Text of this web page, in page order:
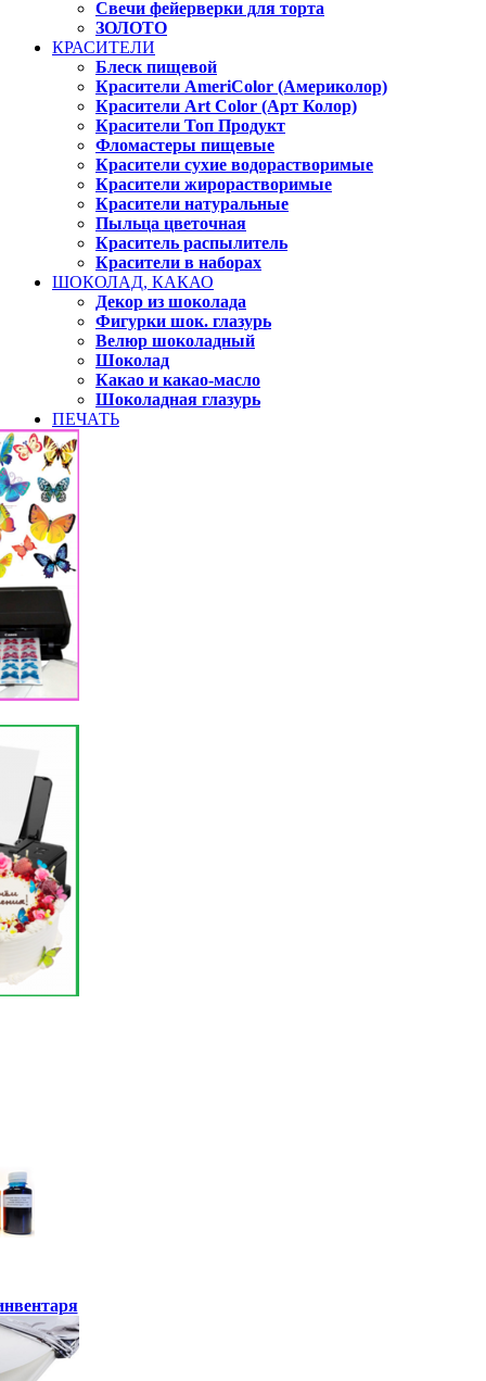
Свечи фейерверки для торта
ЗОЛОТО
КРАСИТЕЛИ
Блеск пищевой
Красители AmeriColor (Америколор)
Красители Art Color (Арт Колор)
Красители Топ Продукт
Фломастеры пищевые
Красители сухие водорастворимые
Красители жирорастворимые
Красители натуральные
Пыльца цветочная
Краситель распылитель
Красители в наборах
ШОКОЛАД, КАКАО
Декор из шоколада
Фигурки шок. глазурь
Велюр шоколадный
Шоколад
Какао и какао-масло
Шоколадная глазурь
ПЕЧАТЬ